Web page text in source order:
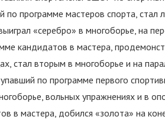
по программе мастеров спорта, стал
«серебро» в многоборье, на
кандидатов в мастера,
стал вторым в многоборье и на
по программе первого
вольных упражнениях и в
в мастера, добился «золота» на